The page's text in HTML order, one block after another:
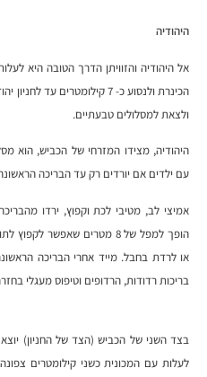
היהודיה
אל היהודיה והזוויתן הדרך הטובה היא
הכינרת ולנסוע כ- 7
ולצאת למסלולים טבעתיים.
היהודיה, מצידו המזרחי של הכביש, הוא
עם ילדים אם יורדים רק עד הבריכה
אמיצי לב, מטיבי לכת וקפוץ, ירדו
הופך למפל של 8 מטרים
בריכות רדודות, הרדופים וטיפוס מעגלי
בצד השני של הכביש (הצד של החניון) יוצא
לעלות עם המכונית כשני קילומטרים